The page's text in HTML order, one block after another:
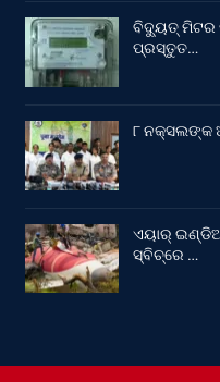
ବିଦ୍ୟୁତ୍ ମିଟର
ପ୍ରସ୍ତୁତ…
୮ ନକ୍ସଲଙ୍କ
ଏୟାର୍
ସ୍ବିଚ୍‌ରେ …